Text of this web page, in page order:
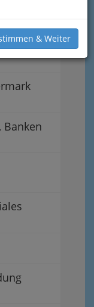
& Weiter
Fälle
Banken